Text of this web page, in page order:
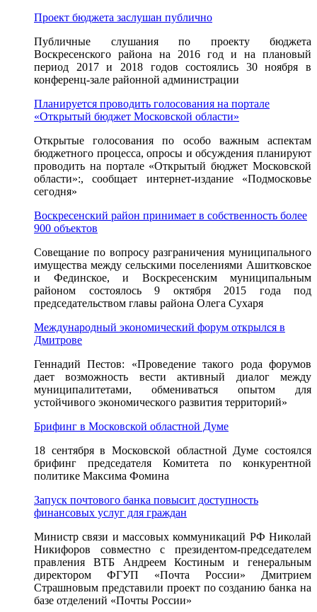
Проект бюджета заслушан публично
Публичные слушания по проекту бюджета
Воскресенского района на 2016 год и на плановый
период 2017 и 2018 годов состоялись 30 ноября в
конференц-зале районной администрации
Планируется проводить голосования на портале
«Открытый бюджет Московской области»
Открытые голосования по особо важным аспектам
бюджетного процесса, опросы и обсуждения планируют
проводить на портале «Открытый бюджет Московской
области»:, сообщает интернет-издание «Подмосковье
сегодня»
Воскресенский район принимает в собственность более
900 объектов
Совещание по вопросу разграничения муниципального
имущества между сельскими поселениями Ашитковское
и Фединское, и Воскресенским муниципальным
районом состоялось 9 октября 2015 года под
председательством главы района Олега Сухаря
Международный экономический форум открылся в
Дмитрове
Геннадий Пестов: «Проведение такого рода форумов
дает возможность вести активный диалог между
муниципалитетами, обмениваться опытом для
устойчивого экономического развития территорий»
Брифинг в Московской областной Думе
18 сентября в Московской областной Думе состоялся
брифинг председателя Комитета по конкурентной
политике Максима Фомина
Запуск почтового банка повысит доступность
финансовых услуг для граждан
Министр связи и массовых коммуникаций РФ Николай
Никифоров совместно с президентом-председателем
правления ВТБ Андреем Костиным и генеральным
директором ФГУП «Почта России» Дмитрием
Страшновым представили проект по созданию банка на
базе отделений «Почты России»